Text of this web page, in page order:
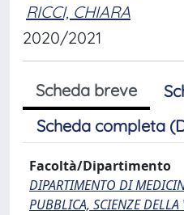
RICCI, CHIARA
2020/2021
Scheda breve
Scheda completa
Facoltà/Dipartimento
DIPARTIMENTO DI
PUBBLICA, SCIENZE DELLA